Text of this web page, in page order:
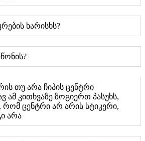
ხარისხს?
თუ არა ჩიპის ცენტრი
ამ კითხვაზე ზოგიერთ პასუხს,
ცენტრი არ არის სტიკერი,
არა